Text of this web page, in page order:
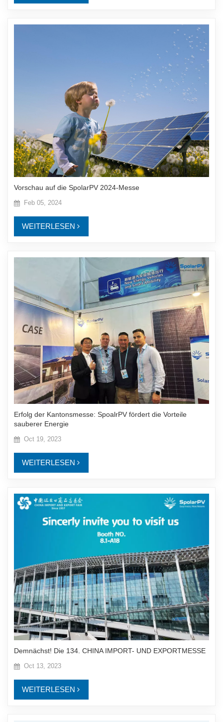
Vorschau auf die SpolarPV 2024-Messe
Feb 05, 2024
WEITERLESEN
Erfolg der Kantonsmesse: SpoalrPV fördert die Vorteile
sauberer Energie
Oct 19, 2023
WEITERLESEN
Demnächst! Die 134. CHINA IMPORT- UND EXPORTMESSE
Oct 13, 2023
WEITERLESEN